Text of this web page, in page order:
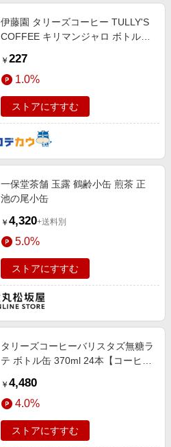
伊藤園 タリーズコーヒー TULLY'S
COFFEE キリマンジャロ ボトル缶
￥ 227
1.0%
ストアにすすむ
一保堂茶舗 玉露 鶴齢小缶 煎茶 正
池の尾小缶
￥ 4,320+送料別
5.0%
ストアにすすむ
タリーズコーヒーバリスタズ無糖ラ
テ ボトル缶 370ml 24本【コーヒ
￥ 4,480
4.0%
ストアにすすむ